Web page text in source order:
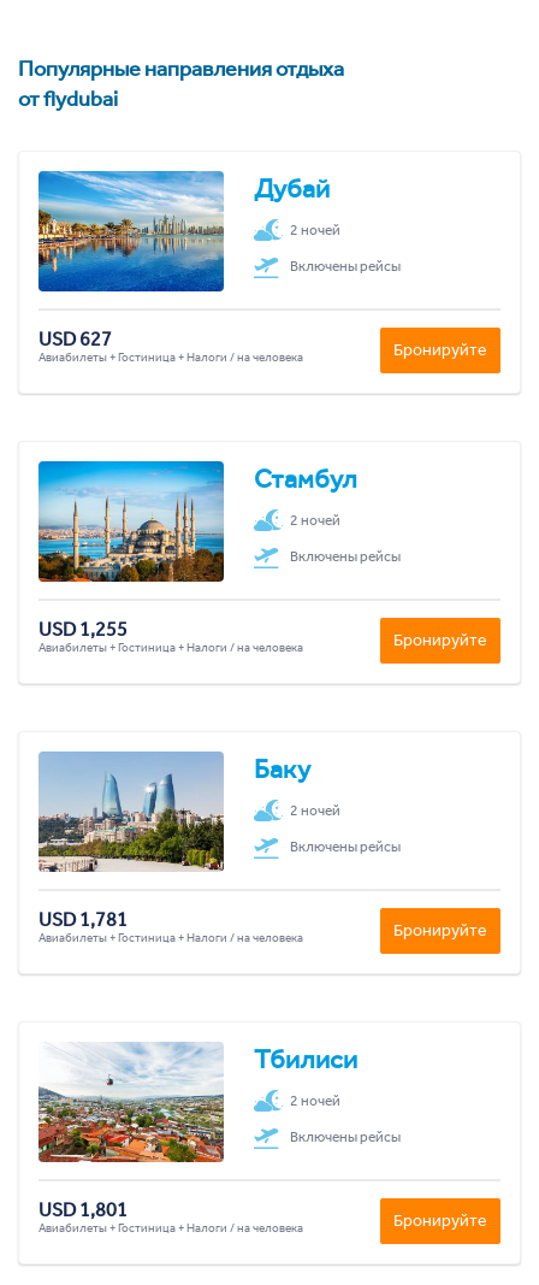
Популярные направления отдыха
от flydubai
Дубай
2 ночей
Включены рейсы
USD 627
Авиабилеты + Гостиница + Налоги / на человека Бронируйте
Стамбул
2 ночей
Включены рейсы
USD 1,255
Авиабилеты + Гостиница + Налоги / на человека Бронируйте
Баку
2 ночей
Включены рейсы
USD 1,781
Авиабилеты + Гостиница + Налоги / на человека Бронируйте
Тбилиси
2 ночей
Включены рейсы
USD 1,801
Авиабилеты + Гостиница + Налоги / на человека Бронируйте